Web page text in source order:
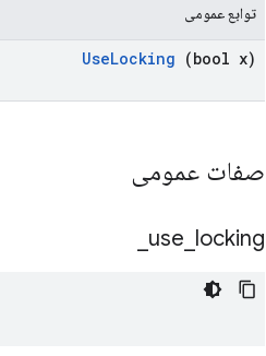
توابع عمومی
UseLocking (bool x)
صفات عمومی
use locking